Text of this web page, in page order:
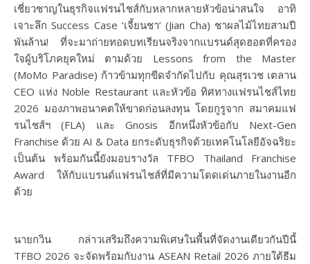
เชี่ยวชาญในธุรกิจแฟรนไชส์กับหลากหลายหัวข้อน่าสนใจ อาทิ
เจาะลึก Success Case ‘เจี้ยนชา’ (Jian Cha) ชาผลไม้ไทยสามปี
พันล้าน! ที่จะมาถ่ายทอดบทเรียนจริงจากแบรนด์สุดฮอตที่ครอง
ใจผู้บริโภคยุคใหม่ ตามด้วย Lessons from the Master
(MoMo Paradise) ก้าวข้ามทุกขีดจำกัดไปกับ คุณสุรเวช เตลาน
CEO แห่ง Noble Restaurant และหัวข้อ ทิศทางแฟรนไชส์ไทย
2026 มองภาพอนาคตให้ขาดก่อนลงทุน โดยกูรูจาก สมาคมแฟ
รนไชส์ฯ (FLA) และ Gnosis อีกหนึ่งหัวข้อกับ Next-Gen
Franchise ด้วย AI & Data ยกระดับธุรกิจด้วยเทคโนโลยีอัจฉริยะ
เป็นต้น พร้อมกันนี้ยังมอบรางวัล TFBO Thailand Franchise
Award ให้กับแบรนด์แฟรนไชส์ที่มีความโดดเด่นภายในงานอีก
ด้วย
นายกวิน กล่าวเสริมถึงความพิเศษในพื้นที่จัดงานเดียวกันปีนี้
TFBO 2026 จะจัดพร้อมกับงาน ASEAN Retail 2026 ภายใต้ธีม